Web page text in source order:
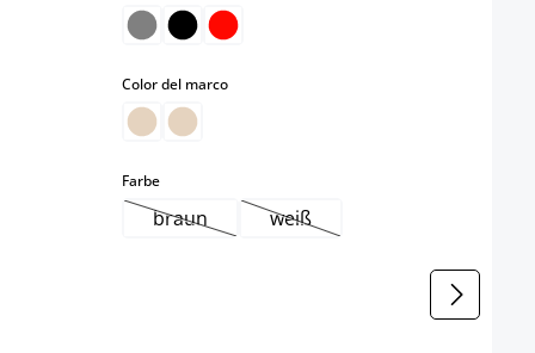
Color del marcoselect
Farbeselect
braun(Esta opción no está disponible en este
weiß(Esta opción no está